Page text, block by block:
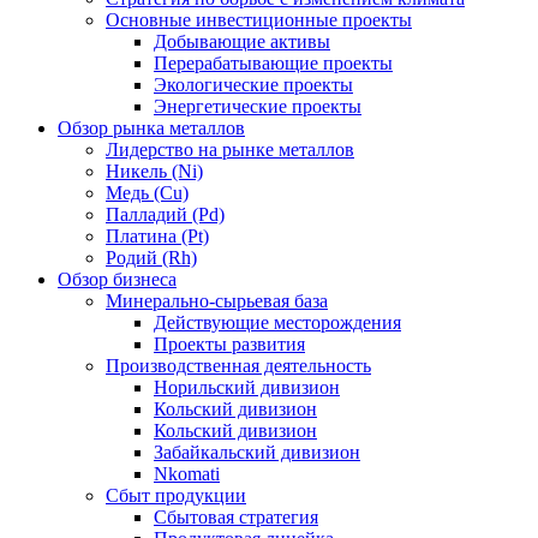
Основные инвестиционные проекты
Добывающие активы
Перерабатывающие проекты
Экологические проекты
Энергетические проекты
Обзор рынка металлов
Лидерство на рынке металлов
Никель (Ni)
Медь (Cu)
Палладий (Pd)
Платина (Pt)
Родий (Rh)
Обзор бизнеса
Минерально-сырьевая база
Действующие месторождения
Проекты развития
Производственная деятельность
Норильский дивизион
Кольский дивизион
Кольский дивизион
Забайкальский дивизион
Nkomati
Сбыт продукции
Сбытовая стратегия